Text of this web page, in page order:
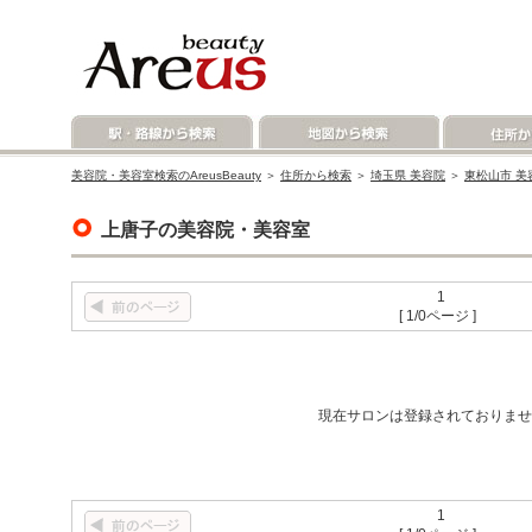
美容院・美容室検索のAreusBeauty ＞ 住所から検索 ＞ 埼玉県 美容院 ＞ 東松山市 美
上唐子の美容院・美容室
1
[ 1/0ページ ]
現在サロンは登録されておりま
1